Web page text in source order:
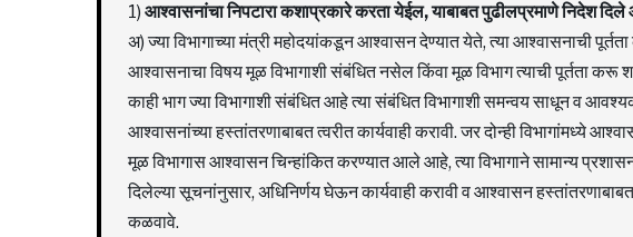
1) आश्वासनांचा निपटारा कशाप्रकारे करता येईल, याबाबत पुढीलप्रमाणे निदेश
अ) ज्या विभागाच्या मंत्री महोदयांकडून आश्वासन देण्यात येते, त्या आश्वासनाची पूर्तता
आश्वासनाचा विषय मूळ विभागाशी संबंधित नसेल किंवा मूळ विभाग त्याची पूर्तता
काही भाग ज्या विभागाशी संबंधित आहे त्या संबंधित विभागाशी समन्वय साधून व
आश्वासनांच्या हस्तांतरणाबाबत त्वरीत कार्यवाही करावी. जर दोन्ही विभागांमध्ये
मूळ विभागास आश्वासन चिन्हांकित करण्यात आले आहे, त्या विभागाने सामान्य
दिलेल्या सूचनांनुसार, अधिनिर्णय घेऊन कार्यवाही करावी व आश्वासन
कळवावे.